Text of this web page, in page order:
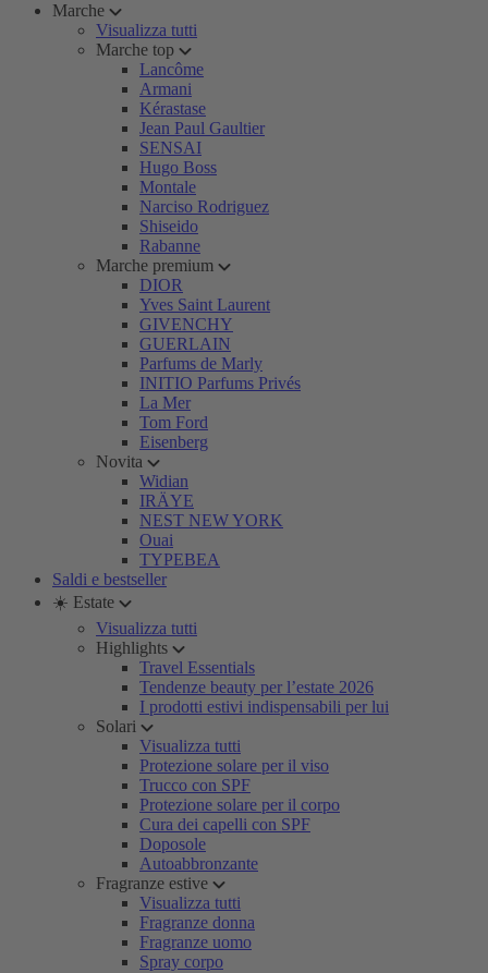
Marche
Visualizza tutti
Marche top
Lancôme
Armani
Kérastase
Jean Paul Gaultier
SENSAI
Hugo Boss
Montale
Narciso Rodriguez
Shiseido
Rabanne
Marche premium
DIOR
Yves Saint Laurent
GIVENCHY
GUERLAIN
Parfums de Marly
INITIO Parfums Privés
La Mer
Tom Ford
Eisenberg
Novita
Widian
IRÄYE
NEST NEW YORK
Ouai
TYPEBEA
Saldi e bestseller
☀️ Estate
Visualizza tutti
Highlights
Travel Essentials
Tendenze beauty per l’estate 2026
I prodotti estivi indispensabili per lui
Solari
Visualizza tutti
Protezione solare per il viso
Trucco con SPF
Protezione solare per il corpo
Cura dei capelli con SPF
Doposole
Autoabbronzante
Fragranze estive
Visualizza tutti
Fragranze donna
Fragranze uomo
Spray corpo